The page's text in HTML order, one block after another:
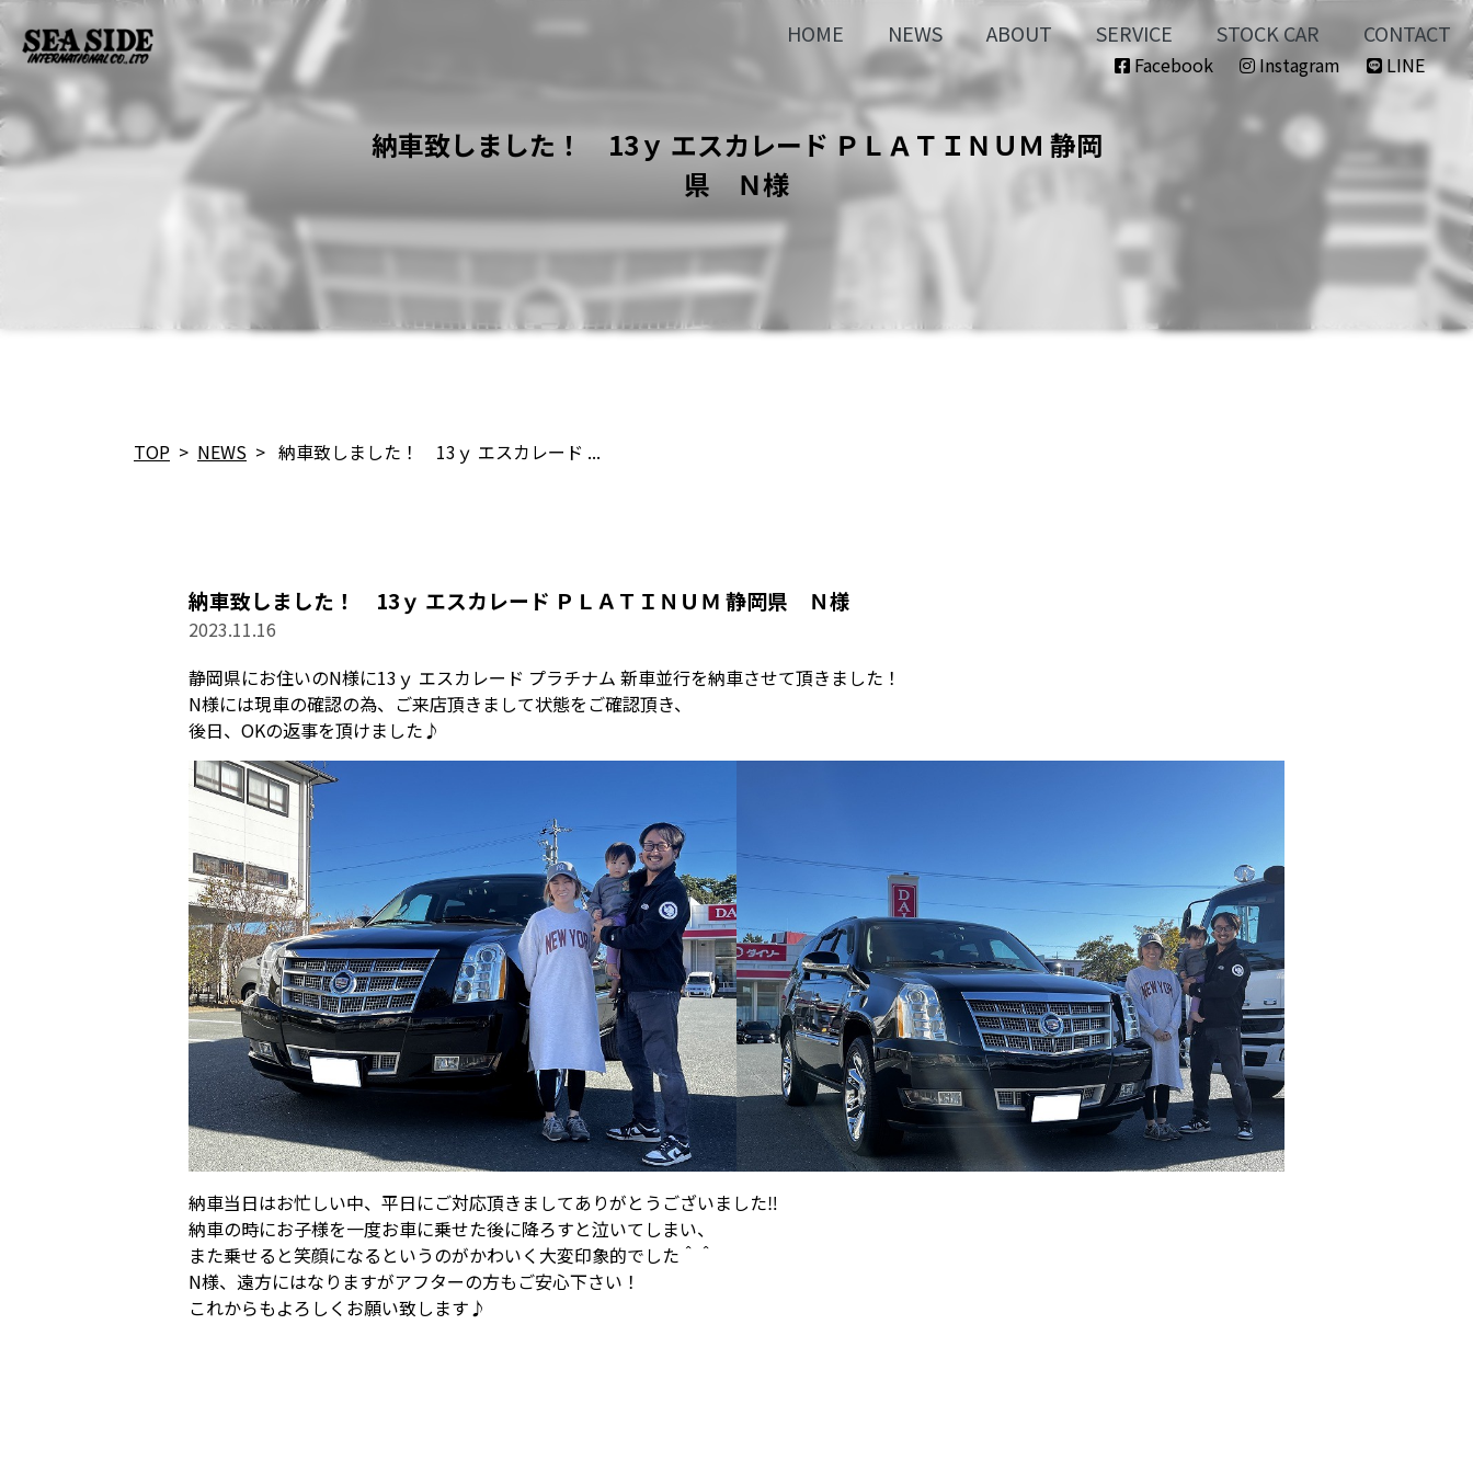
HOME NEWS ABOUT SERVICE STOCK CAR CONTACT
Facebook Instagram LINE
納車致しました！ 13ｙ エスカレード ＰＬＡＴＩＮＵＭ 静岡
県 Ｎ様
TOP > NEWS > 納車致しました！ 13ｙ エスカレード ...
納車致しました！ 13ｙ エスカレード ＰＬＡＴＩＮＵＭ 静岡県 Ｎ様
2023.11.16
静岡県にお住いのN様に13ｙ エスカレード プラチナム 新車並行を納車させて頂きました！
N様には現車の確認の為、ご来店頂きまして状態をご確認頂き、
後日、OKの返事を頂けました♪
納車当日はお忙しい中、平日にご対応頂きましてありがとうございました‼
納車の時にお子様を一度お車に乗せた後に降ろすと泣いてしまい、
また乗せると笑顔になるというのがかわいく大変印象的でした＾＾
N様、遠方にはなりますがアフターの方もご安心下さい！
これからもよろしくお願い致します♪